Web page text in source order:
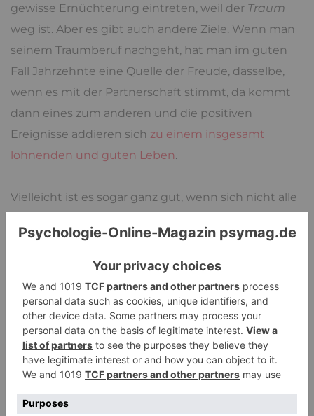
gewisse Ernüchterung eintreten, weil der Traum
weg ist. Aber es gibt auch andere Ziele. Wenn man
seinem Traumberuf nachgeht, hat man im guten
Fall Jahrzehnte eine Quelle der Freude, dasselbe,
wenn es mit der Partnerschaft stimmt, da kommt
dann eines zum anderen und die positiven
Ereignisse addieren sich zu einem insgesamt
lohnenden und guten Leben.
Vielleicht ist es sogar ganz gut, wenn sich nicht alle
für die Zukunft hat. Schlacht ist natürlich in vielen
Fällen, wenn es einem komplett verwehrt ist seine
Ziele zu erreichen, weil irgendwie immer etwas
dazwischen kommt.
Schicksalsschläge
Unerwartete Krankheiten oder Unglücksfälle im